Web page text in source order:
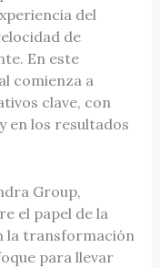
del
de
En este
comienza a
clave, con
en los resultados
Group,
el papel de la
la transformación
para llevar